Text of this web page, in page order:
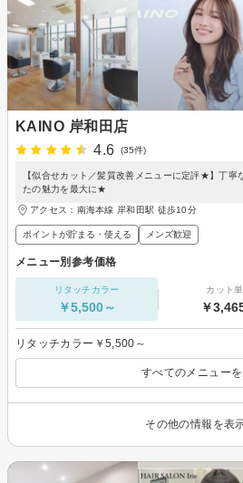
KAINO 岸和田店
4.6
(35件)
【似合せカット／髪質改善メニューに定評★】丁寧
たの魅力を最大に★
アクセス：南海本線 岸和田駅 徒歩10分
ポイントが貯まる・使える メンズ歓迎
メニュー別参考価格
リタッチカラー
￥5,500～
カット
￥
リタッチカラー￥5,500～
すべてのメニュー
その他の情報を表